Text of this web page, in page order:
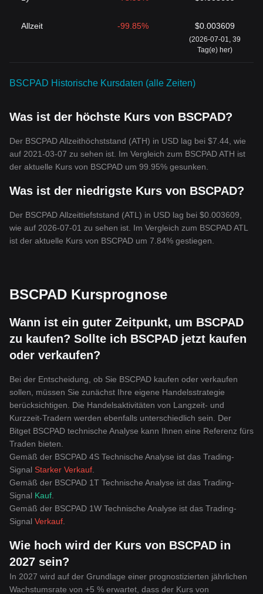
Allzeit -99.85% $0.003609
(2026-07-01, 39
Tag(e) her)
BSCPAD Historische Kursdaten (alle Zeiten)
Was ist der höchste Kurs von BSCPAD?
Der BSCPAD Allzeithöchststand (ATH) in USD lag bei $7.44, wie
auf 2021-03-07 zu sehen ist. Im Vergleich zum BSCPAD ATH ist
der aktuelle Kurs von BSCPAD um 99.95% gesunken.
Was ist der niedrigste Kurs von BSCPAD?
Der BSCPAD Allzeittiefststand (ATL) in USD lag bei $0.003609,
wie auf 2026-07-01 zu sehen ist. Im Vergleich zum BSCPAD ATL
ist der aktuelle Kurs von BSCPAD um 7.84% gestiegen.
BSCPAD Kursprognose
Wann ist ein guter Zeitpunkt, um BSCPAD
zu kaufen? Sollte ich BSCPAD jetzt kaufen
oder verkaufen?
Bei der Entscheidung, ob Sie BSCPAD kaufen oder verkaufen
sollen, müssen Sie zunächst Ihre eigene Handelsstrategie
berücksichtigen. Die Handelsaktivitäten von Langzeit- und
Kurzzeit-Tradern werden ebenfalls unterschiedlich sein. Der
Bitget BSCPAD technische Analyse kann Ihnen eine Referenz fürs
Traden bieten.
Gemäß der BSCPAD 4S Technische Analyse ist das Trading-
Signal Starker Verkauf
Gemäß der BSCPAD 1T Technische Analyse ist das Trading-
Signal Kauf
Gemäß der BSCPAD 1W Technische Analyse ist das Trading-
Signal Verkauf
Wie hoch wird der Kurs von BSCPAD in
2027 sein?
In 2027 wird auf der Grundlage einer prognostizierten jährlichen
Wachstumsrate von +5 % erwartet, dass der Kurs von